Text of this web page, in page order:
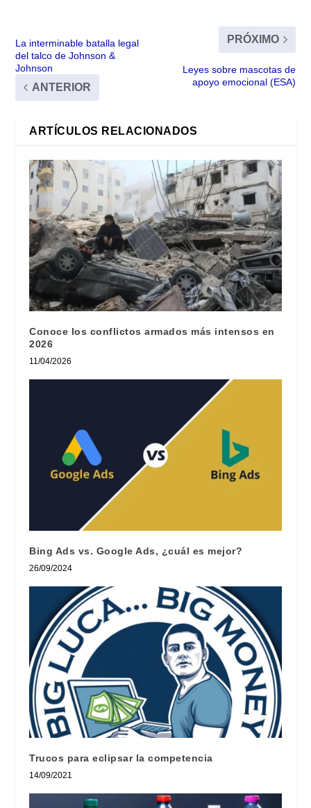
La interminable batalla legal
del talco de Johnson &
Johnson
ANTERIOR
PRÓXIMO
Leyes sobre mascotas de
apoyo emocional (ESA)
ARTÍCULOS RELACIONADOS
Conoce los conflictos armados más intensos en
2026
11/04/2026
Bing Ads vs. Google Ads, ¿cuál es mejor?
26/09/2024
Trucos para eclipsar la competencia
14/09/2021